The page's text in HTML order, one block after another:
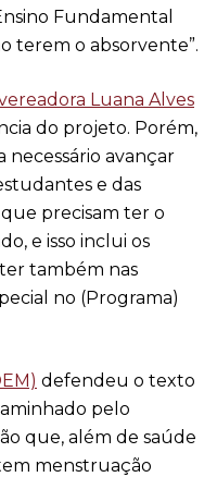
Fundamental
terem o absorvente”.
Luana Alves
do projeto. Porém,
necessário avançar
e das
precisam ter o
e isso inclui os
também nas
no (Programa)
defendeu o texto
pelo
que, além de saúde
menstruação